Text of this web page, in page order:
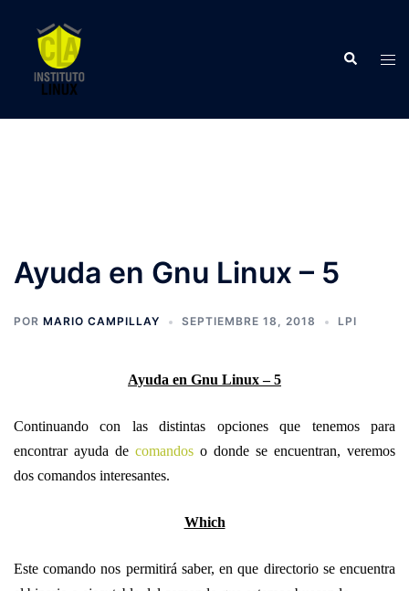
contenido
Buscar
Ayuda en Gnu Linux – 5
POR MARIO CAMPILLAY SEPTIEMBRE 18, 2018 LPI
Ayuda en Gnu Linux – 5
Continuando con las distintas opciones que tenemos para
encontrar ayuda de comandos o donde se encuentran, veremos
dos comandos interesantes.
Which
Este comando nos permitirá saber, en que directorio se encuentra